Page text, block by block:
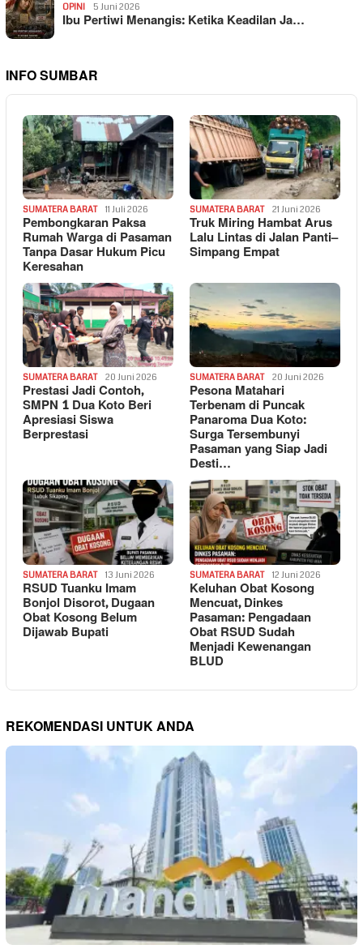
OPINI 5 Juni 2026
Ibu Pertiwi Menangis: Ketika Keadilan Ja…
INFO SUMBAR
SUMATERA BARAT 11 Juli 2026
Pembongkaran Paksa
Rumah Warga di Pasaman
Tanpa Dasar Hukum Picu
Keresahan
SUMATERA BARAT 21 Juni 2026
Truk Miring Hambat Arus
Lalu Lintas di Jalan Panti–
Simpang Empat
SUMATERA BARAT 20 Juni 2026
Prestasi Jadi Contoh,
SMPN 1 Dua Koto Beri
Apresiasi Siswa
Berprestasi
SUMATERA BARAT 20 Juni 2026
Pesona Matahari
Terbenam di Puncak
Panaroma Dua Koto:
Surga Tersembunyi
Pasaman yang Siap Jadi
Desti…
SUMATERA BARAT 13 Juni 2026
RSUD Tuanku Imam
Bonjol Disorot, Dugaan
Obat Kosong Belum
Dijawab Bupati
SUMATERA BARAT 12 Juni 2026
Keluhan Obat Kosong
Mencuat, Dinkes
Pasaman: Pengadaan
Obat RSUD Sudah
Menjadi Kewenangan
BLUD
REKOMENDASI UNTUK ANDA